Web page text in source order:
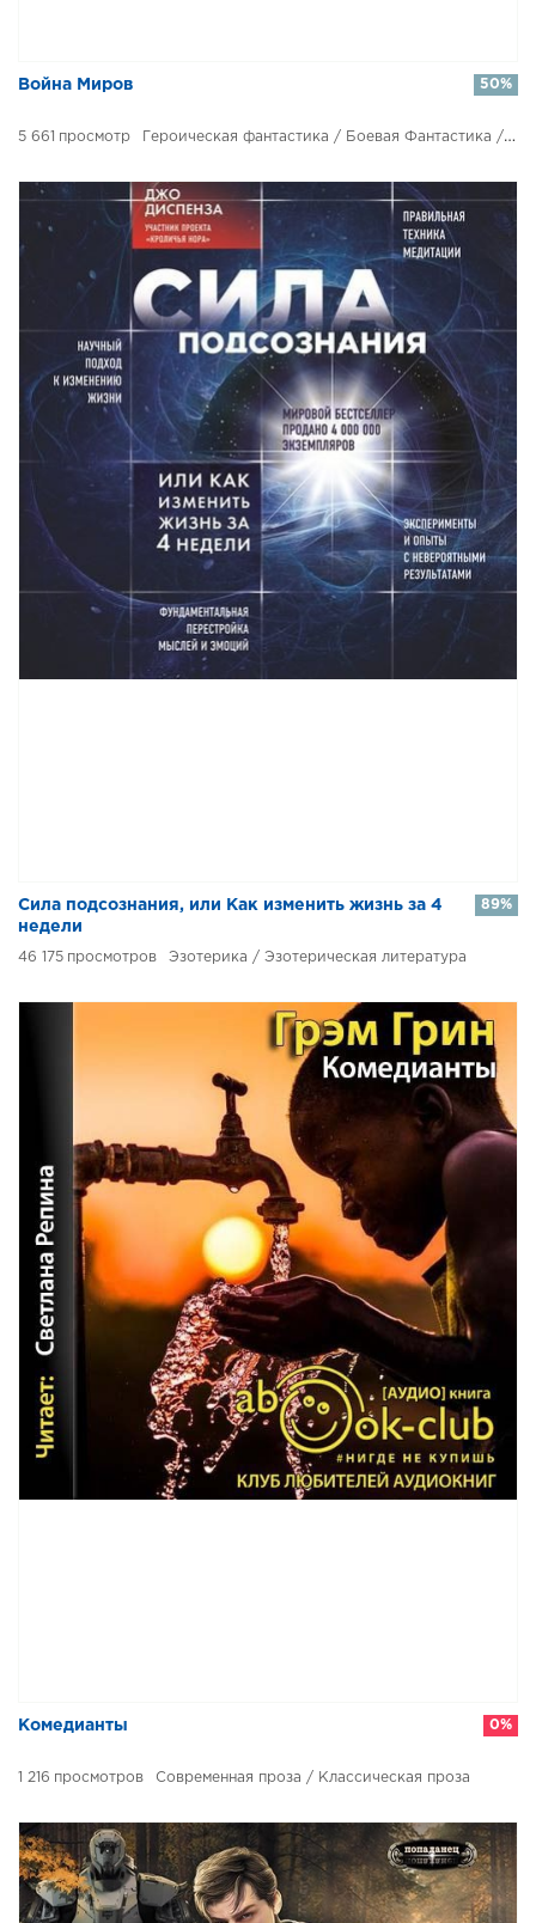
​​Война Миров
5 661 Героическая фантастика / Боевая Фантастика / Космическая Фантастика
50%
​​Сила подсознания, или Как изменить жизнь за 4
недели
46 175 Эзотерика / Эзотерическая литература
89%
​​Комедианты
1 216 Современная проза / Классическая проза
0%